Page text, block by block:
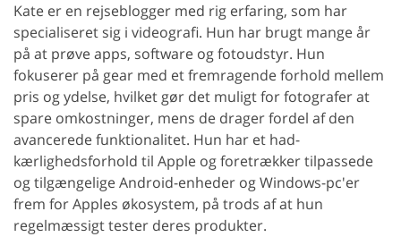
Kate er en rejseblogger med rig erfaring, som har
specialiseret sig i videografi. Hun har brugt mange år
på at prøve apps, software og fotoudstyr. Hun
fokuserer på gear med et fremragende forhold mellem
pris og ydelse, hvilket gør det muligt for fotografer at
spare omkostninger, mens de drager fordel af den
avancerede funktionalitet. Hun har et had-
kærlighedsforhold til Apple og foretrækker tilpassede
og tilgængelige Android-enheder og Windows-pc'er
frem for Apples økosystem, på trods af at hun
regelmæssigt tester deres produkter.